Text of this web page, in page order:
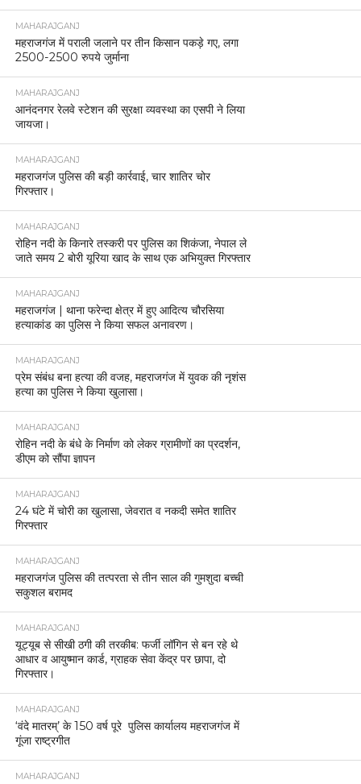
MAHARAJGANJ
महराजगंज में पराली जलाने पर तीन किसान पकड़े गए, लगा
2500-2500 रुपये जुर्माना
MAHARAJGANJ
आनंदनगर रेलवे स्टेशन की सुरक्षा व्यवस्था का एसपी ने लिया
जायजा।
MAHARAJGANJ
महराजगंज पुलिस की बड़ी कार्रवाई, चार शातिर चोर
गिरफ्तार।
MAHARAJGANJ
रोहिन नदी के किनारे तस्करी पर पुलिस का शिकंजा, नेपाल ले
जाते समय 2 बोरी यूरिया खाद के साथ एक अभियुक्त गिरफ्तार
MAHARAJGANJ
महराजगंज | थाना फरेन्दा क्षेत्र में हुए आदित्य चौरसिया
हत्याकांड का पुलिस ने किया सफल अनावरण।
MAHARAJGANJ
प्रेम संबंध बना हत्या की वजह, महराजगंज में युवक की नृशंस
हत्या का पुलिस ने किया खुलासा।
MAHARAJGANJ
रोहिन नदी के बंधे के निर्माण को लेकर ग्रामीणों का प्रदर्शन,
डीएम को सौंपा ज्ञापन
MAHARAJGANJ
24 घंटे में चोरी का खुलासा, जेवरात व नकदी समेत शातिर
गिरफ्तार
MAHARAJGANJ
महराजगंज पुलिस की तत्परता से तीन साल की गुमशुदा बच्ची
सकुशल बरामद
MAHARAJGANJ
यूट्यूब से सीखी ठगी की तरकीब: फर्जी लॉगिन से बन रहे थे
आधार व आयुष्मान कार्ड, ग्राहक सेवा केंद्र पर छापा, दो
गिरफ्तार।
MAHARAJGANJ
‘वंदे मातरम्’ के 150 वर्ष पूरे पुलिस कार्यालय महराजगंज में
गूंजा राष्ट्रगीत
MAHARAJGANJ